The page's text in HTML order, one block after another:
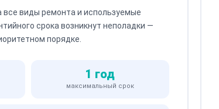
виды ремонта и используемые
срока возникнут неполадки —
порядке.
1 год
максимальный срок